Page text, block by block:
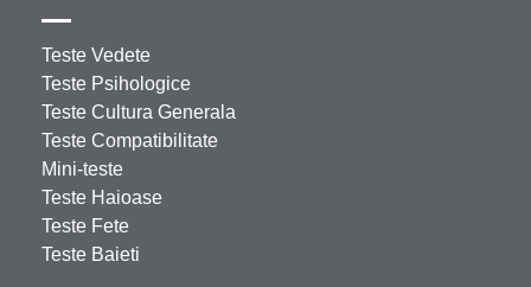
Teste Vedete
Teste Psihologice
Teste Cultura Generala
Teste Compatibilitate
Mini-teste
Teste Haioase
Teste Fete
Teste Baieti